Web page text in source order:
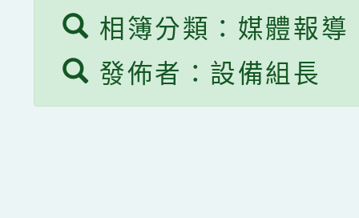
相簿分類：媒體報導
發佈者：設備組長